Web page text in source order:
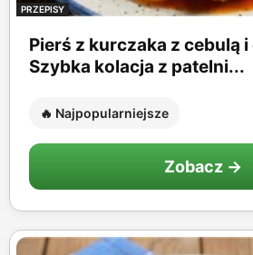
PRZEPISY
Pierś z kurczaka z cebulą
Szybka kolacja z patelni...
🔥 Najpopularniejsze
Zobacz →